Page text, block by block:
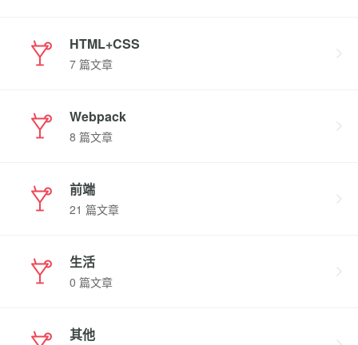
HTML+CSS
7 篇文章
Webpack
8 篇文章
前端
21 篇文章
生活
0 篇文章
其他